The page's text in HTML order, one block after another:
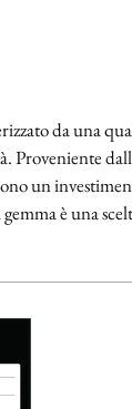
da una
Proveniente
un
è una